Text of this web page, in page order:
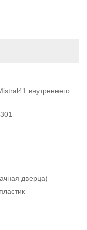
внутреннего
дверца)